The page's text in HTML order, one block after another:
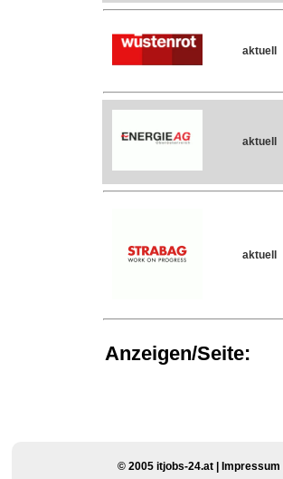
aktuell
aktuell
aktuell
Anzeigen/Seite:
© 2005 itjobs-24.at | Impressum